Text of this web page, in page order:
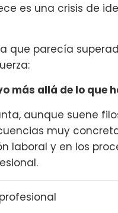
es una crisis de
que parecía
más allá de lo que
aunque suene
muy
laboral y en los